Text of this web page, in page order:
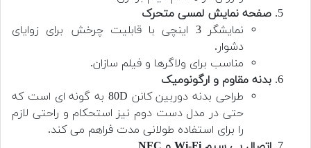
صفحه نمایش لمسی متحرک
نمایشگر 3 اینچی با قابلیت چرخش برای زوایای
دشوار.
مناسب برای ولاگرها و فیلم سازان.
بدنه مقاوم و ارگونومیک
طراحی بدنه دوربین کانن 80D به گونه ای است که
حتی در مدل دست دوم نیز استحکام و راحتی لازم
را برای استفاده طولانی مدت فراهم می کند.